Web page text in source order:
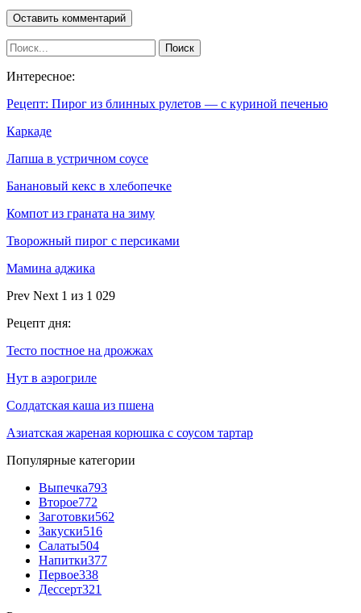
Интересное:
Рецепт: Пирог из блинных рулетов — с куриной печенью
Каркаде
Лапша в устричном соусе
Банановый кекс в хлебопечке
Компот из граната на зиму
Творожный пирог с персиками
Мамина аджика
Prev Next 1 из 1 029
Рецепт дня:
Тесто постное на дрожжах
Нут в аэрогриле
Солдатская каша из пшена
Азиатская жареная корюшка с соусом тартар
Популярные категории
Выпечка793
Второе772
Заготовки562
Закуски516
Салаты504
Напитки377
Первое338
Дессерт321